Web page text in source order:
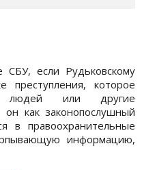
СБУ, если Рудьковскому
преступления, которое
людей или другие
он как законопослушный
в правоохранительные
информацию,